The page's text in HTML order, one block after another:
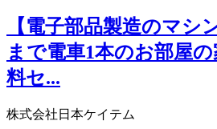
【電子部品製造のマシ
まで電車1本のお部屋
料セ...
株式会社日本ケイテム